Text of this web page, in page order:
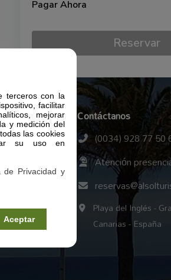
terceros con la
facilitar
mejorar
y medición del
las cookies
su uso en
de Privacidad y
Aceptar
Pagar Ahora
Reservar
Contáctanos
(0034) 928 77 50
Atención
Playa del Inglés -
Canarias - España